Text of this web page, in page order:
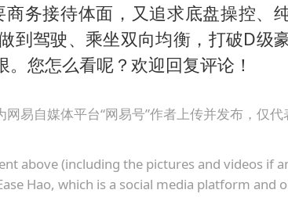
务接待体面，又追求底盘操控、
到驾驶、乘坐双向均衡，打破D级
。您怎么看呢？欢迎回复评论！
网易自媒体平台“网易号”作者上传并发布，仅
above (including the pictures and videos if
Hao, which is a social media platform and